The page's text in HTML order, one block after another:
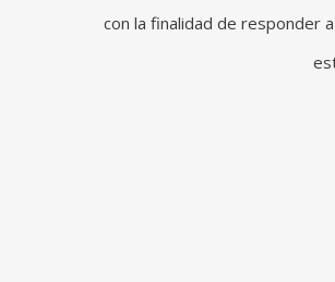
con la finalidad de responder